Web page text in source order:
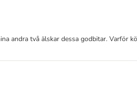
andra två älskar dessa godbitar. Varför